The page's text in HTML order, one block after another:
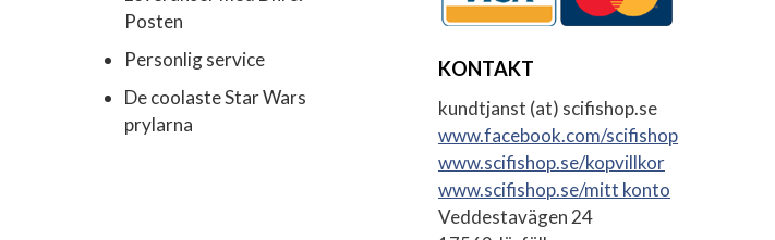
Posten
Personlig service
De coolaste Star Wars
prylarna
KONTAKT
kundtjanst (at) scifishop.se
www.facebook.com/scifishop
www.scifishop.se/kopvillkor
www.scifishop.se/mitt konto
Veddestavägen 24